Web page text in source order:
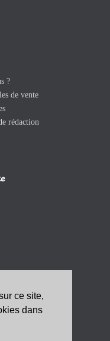
ce site,
dans
?
de vente
rédaction